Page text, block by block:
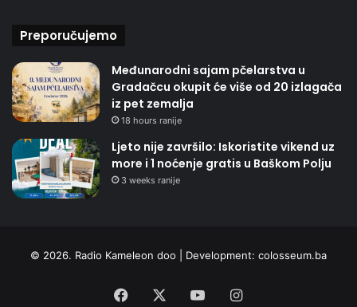
Preporučujemo
Međunarodni sajam pčelarstva u
Gradačcu okupit će više od 20 izlagača
iz pet zemalja
18 hours ranije
Ljeto nije završilo: Iskoristite vikend uz
more i 1 noćenje gratis u Baškom Polju
3 weeks ranije
© 2026. Radio Kameleon doo | Development: colosseum.ba
Facebook YouTubeInstagram